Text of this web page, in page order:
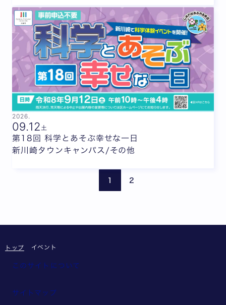
2026.
09.12土
第18回 科学とあそぶ幸せな一日
新川崎タウンキャンパス/その他
1 2
トップ イベント
このサイトについて
サイトマップ